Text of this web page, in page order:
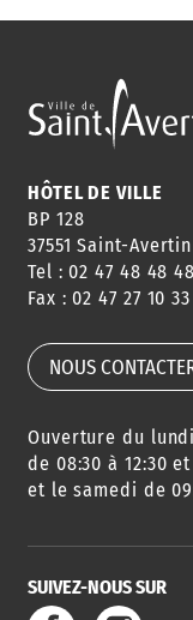
HÔTEL DE VILLE
BP 128
37551 Saint-
Tel : 02 47 48 48 48
Fax : 02 47 27 10 33
NOUS
Ouverture du
de 08:30 à 12:30
et le samedi de
SUIVEZ-NOUS SUR